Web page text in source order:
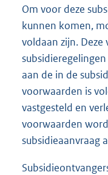
Om voor deze
kunnen komen,
voldaan zijn.
aan de in de
voorwaarden is
vastgesteld en
voorwaarden
subsidieaanvraag